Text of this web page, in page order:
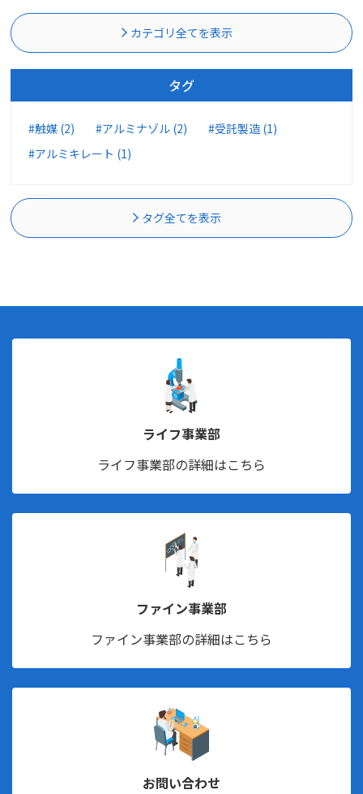
カテゴリ全てを表示
タグ
#触媒 (2) #アルミナゾル (2)
#受託製造 (1)
#アルミキレート (1)
タグ全てを表示
ライフ事業部
ライフ事業部の詳細はこちら
ファイン事業部
ファイン事業部の詳細はこちら
お問い合わせ